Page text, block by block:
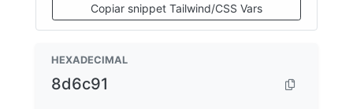
Copiar snippet Tailwind/CSS Vars
HEXADECIMAL
8d6c91